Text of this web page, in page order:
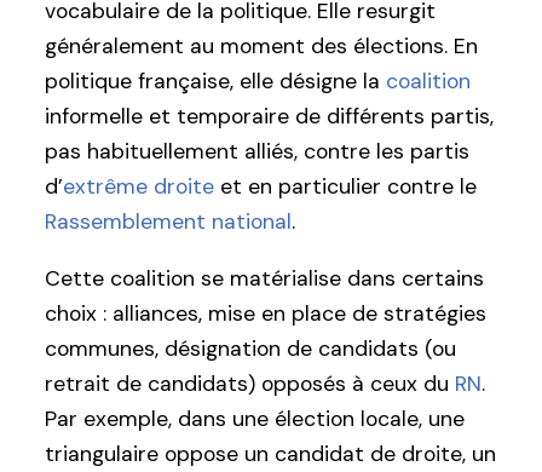
vocabulaire de la politique. Elle resurgit
généralement au moment des élections. En
politique française, elle désigne la coalition
informelle et temporaire de différents partis,
pas habituellement alliés, contre les partis
d’extrême droite et en particulier contre le
Rassemblement national.
Cette coalition se matérialise dans certains
choix : alliances, mise en place de stratégies
communes, désignation de candidats (ou
retrait de candidats) opposés à ceux du RN.
Par exemple, dans une élection locale, une
triangulaire oppose un candidat de droite, un